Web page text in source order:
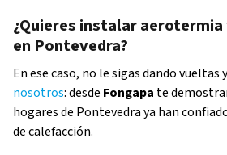
¿Quieres instalar
en Pontevedra?
En ese caso, no le sigas dando vueltas
nosotros: desde Fongapa te
hogares de Pontevedra ya han
de calefacción.